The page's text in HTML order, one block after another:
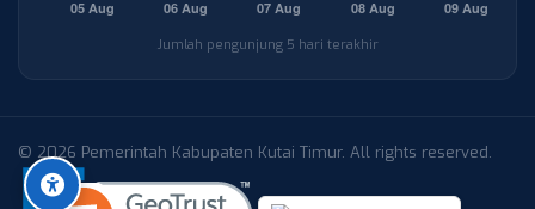
Jumlah pengunjung 5 hari terakhir
© 2026 Pemerintah Kabupaten Kutai Timur. All rights reserved.